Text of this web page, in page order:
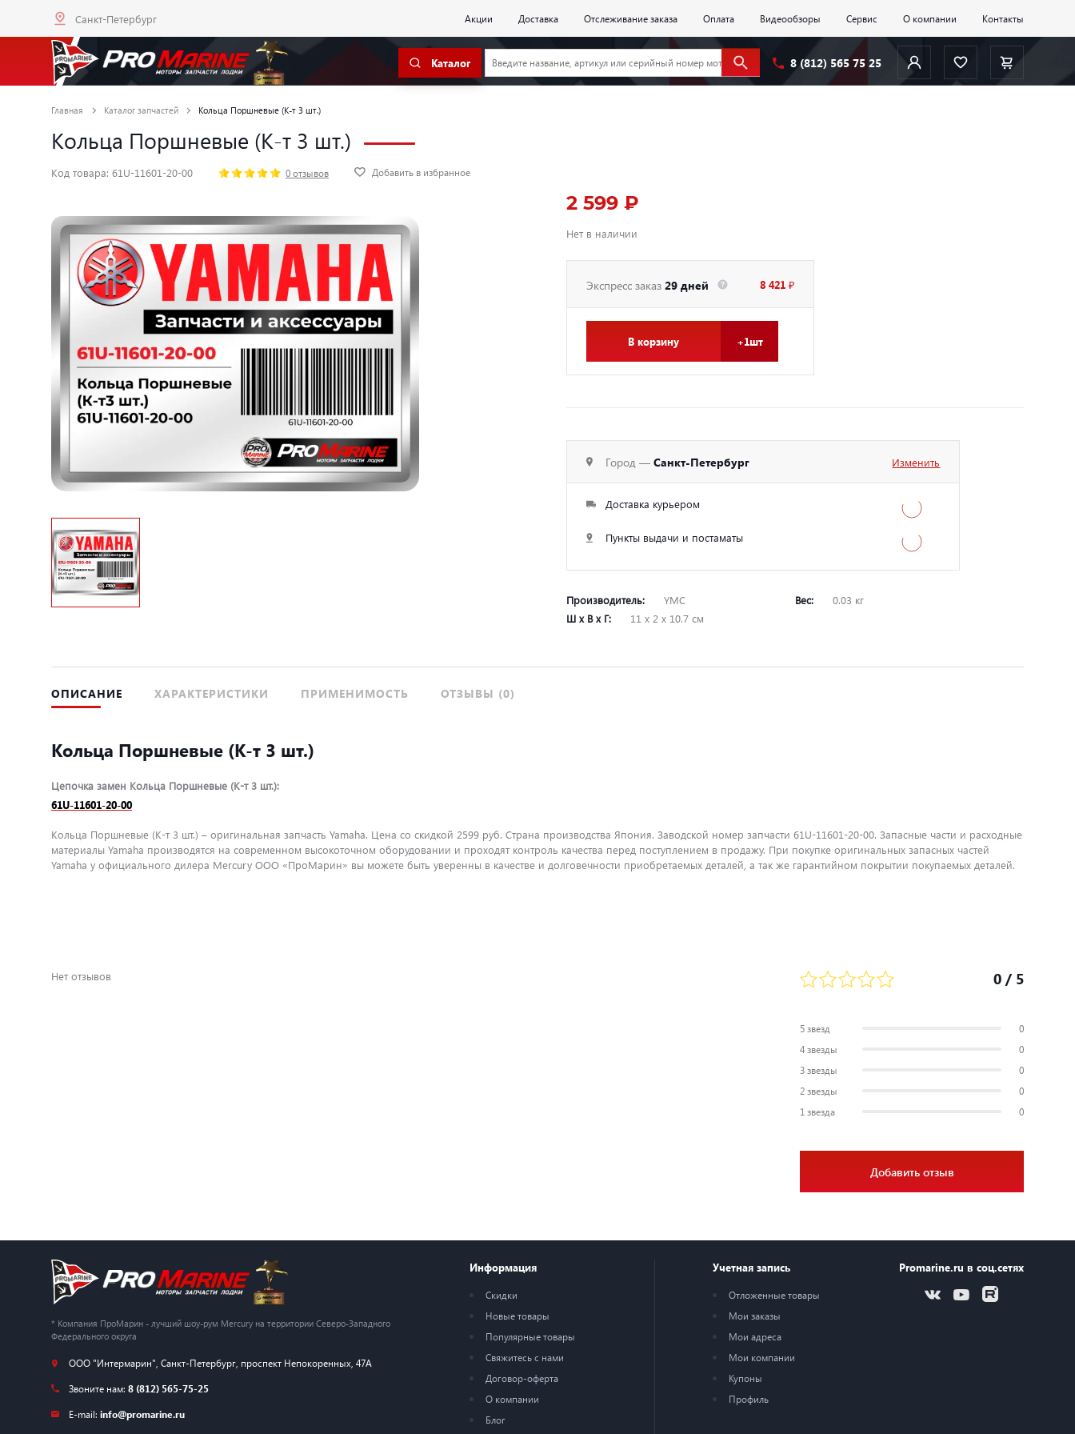
Санкт-Петербург Акции Доставка Отслеживание заказа Оплата Видеообзоры Сервис О компании Контакты
Каталог 8 (812) 565 75 25
Главная Каталог запчастей Кольца Поршневые (К-т 3 шт.)
Кольца Поршневые (К-т 3 шт.)
Код товара: 61U-11601-20-00 0 отзывов Добавить в избранное
2 599 ₽
Нет в наличии
Экспресс заказ29 дней 8 421 ₽
В корзину +1шт
Город —Санкт-Петербург Изменить
Доставка курьером
Пункты выдачи и постаматы
Производитель: YMC Вес:
0.03 кг
Ш х В х Г:
11 х 2 х 10.7 см
ОПИСАНИЕ ХАРАКТЕРИСТИКИ ПРИМЕНИМОСТЬ ОТЗЫВЫ (0)
Кольца Поршневые (К-т 3 шт.)
Цепочка замен Кольца Поршневые (К-т 3 шт.):
61U-11601-20-00
Кольца Поршневые (К-т 3 шт.) – оригинальная запчасть Yamaha. Цена со скидкой 2599 руб. Страна производства Япония. Заводской номер запчасти 61U-11601-20-00. Запасные части и расходные
материалы Yamaha производятся на современном высокоточном оборудовании и проходят контроль качества перед поступлением в продажу. При покупке оригинальных запасных частей
Yamaha у официального дилера Mercury ООО «ПроМарин» вы можете быть уверенны в качестве и долговечности приобретаемых деталей, а так же гарантийном покрытии покупаемых деталей.
0 / 5
5 звезд
0
4 звезды
0
3 звезды
0
2 звезды
0
1 звезда
0
Добавить отзыв
Нет отзывов
* Компания ПроМарин - лучший шоу-рум Mercury на территории Северо-Западного
Федерального округа
ООО "Интермарин", Санкт-Петербург, проспект Непокоренных, 47А
Звоните нам: 8 (812) 565-75-25
E-mail: info@promarine.ru
Информация
Скидки
Новые товары
Популярные товары
Свяжитесь с нами
Договор-оферта
О компании
Блог
Учетная запись
Отложенные товары
Мои заказы
Мои адреса
Мои компании
Купоны
Профиль
Promarine.ru в соц.сетях